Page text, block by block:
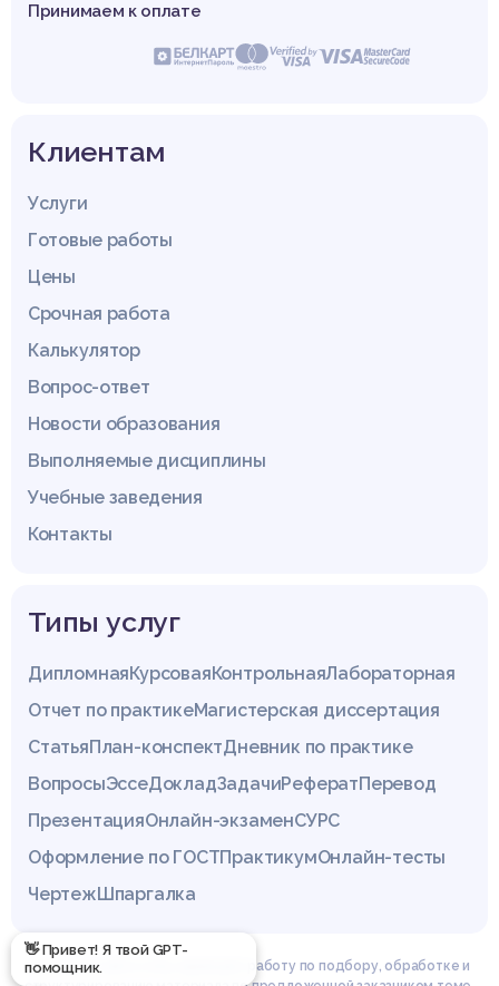
👋 Привет! Я твой GPT-
помощник.
Принимаем к оплате
Клиентам
Услуги
Готовые работы
Цены
Срочная работа
Калькулятор
Вопрос-ответ
Новости образования
Выполняемые дисциплины
Учебные заведения
Контакты
Типы услуг
ДипломнаяКурсоваяКонтрольнаяЛабораторная
Отчет по практикеМагистерская диссертация
СтатьяПлан-конспектДневник по практике
ВопросыЭссеДокладЗадачиРефератПеревод
ПрезентацияОнлайн-экзаменСУРС
Оформление по ГОСТПрактикумОнлайн-тесты
ЧертежШпаргалка
Эксперты сайта z4.by проводят работу по подбору, обработке и